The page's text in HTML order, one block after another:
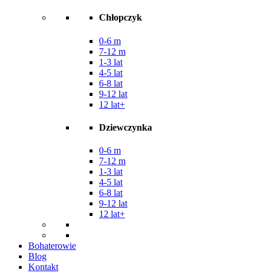
Chłopczyk
0-6 m
7-12 m
1-3 lat
4-5 lat
6-8 lat
9-12 lat
12 lat+
Dziewczynka
0-6 m
7-12 m
1-3 lat
4-5 lat
6-8 lat
9-12 lat
12 lat+
Bohaterowie
Blog
Kontakt